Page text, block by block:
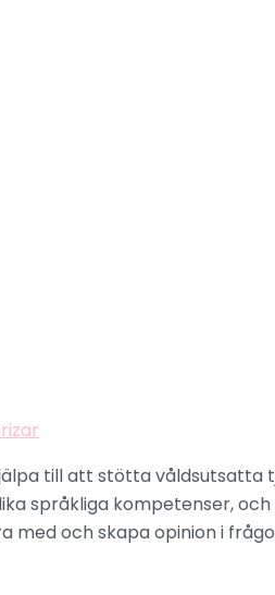
till att stötta våldsutsatta
språkliga kompetenser,
med och skapa opinion i